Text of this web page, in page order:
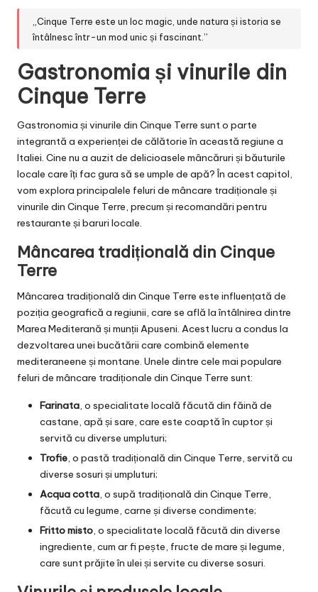
„Cinque Terre este un loc magic, unde natura și istoria se
întâlnesc într-un mod unic și fascinant.”
Gastronomia și vinurile din
Cinque Terre
Gastronomia și vinurile din Cinque Terre sunt o parte
integrantă a experienței de călătorie în această regiune a
Italiei. Cine nu a auzit de delicioasele mâncăruri și băuturile
locale care îți fac gura să se umple de apă? În acest capitol,
vom explora principalele feluri de mâncare tradiționale și
vinurile din Cinque Terre, precum și recomandări pentru
restaurante și baruri locale.
Mâncarea tradițională din Cinque
Terre
Mâncarea tradițională din Cinque Terre este influențată de
poziția geografică a regiunii, care se află la întâlnirea dintre
Marea Mediterană și munții Apuseni. Acest lucru a condus la
dezvoltarea unei bucătării care combină elemente
mediteraneene și montane. Unele dintre cele mai populare
feluri de mâncare tradiționale din Cinque Terre sunt:
Farinata, o specialitate locală făcută din făină de
castane, apă și sare, care este coaptă în cuptor și
servită cu diverse umpluturi;
Trofie, o pastă tradițională din Cinque Terre, servită cu
diverse sosuri și umpluturi;
Acqua cotta, o supă tradițională din Cinque Terre,
făcută cu legume, carne și diverse condimente;
Fritto misto, o specialitate locală făcută din diverse
ingrediente, cum ar fi pește, fructe de mare și legume,
care sunt prăjite în ulei și servite cu diverse sosuri.